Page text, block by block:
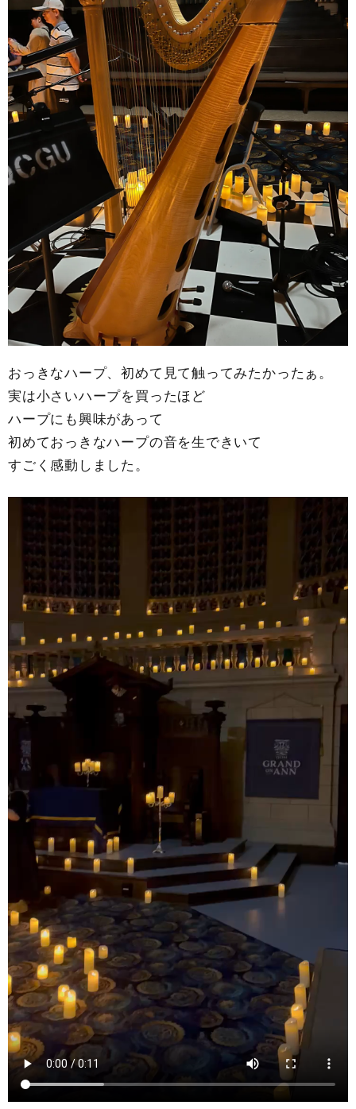
おっきなハープ、初めて見て触ってみたかったぁ。
実は小さいハープを買ったほど
ハープにも興味があって
初めておっきなハープの音を生できいて
すごく感動しました。